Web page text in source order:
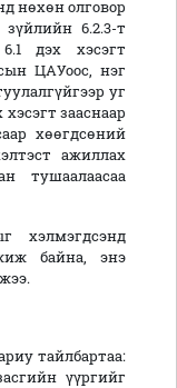
нөхөн олговор
6.2.3-т
дэх хэсэгт
ЦАУоос, нэг
уг
зааснаар
хөөгдсөний
ажиллах
тушаалаасаа
хэлмэгдсэнд
байна, энэ
тайлбартаа:
үүргийг